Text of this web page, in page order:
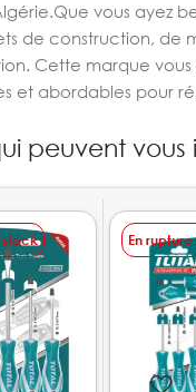
vous ayez
de construction, de
Cette marque vous
et abordables pour
peuvent vous
stock En